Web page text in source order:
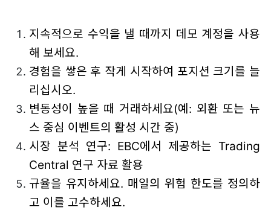
지속적으로 수익을 낼 때까지 데모 계정을 사용
해 보세요.
경험을 쌓은 후 작게 시작하여 포지션 크기를 늘
리십시오.
변동성이 높을 때 거래하세요(예: 외환 또는 뉴
스 중심 이벤트의 활성 시간 중)
시장 분석 연구: EBC에서 제공하는 Trading
Central 연구 자료 활용
규율을 유지하세요. 매일의 위험 한도를 정의하
고 이를 고수하세요.